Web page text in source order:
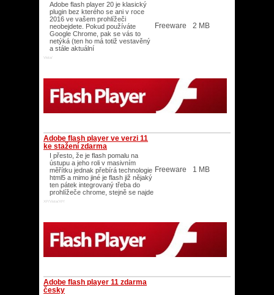
Adobe flash player 20 je klasický
plugin bez kterého se ani v roce
2016 ve vašem prohlížeči
neobejdete. Pokud používáte
Google Chrome, pak se vás to
netýká (ten ho má totiž vestavěný
a stále aktuální
Vista/
Freeware 2 MB
Adobe flash player ve verzi 11
ke stažení zdarma
I přesto, že je flash pomalu na
ústupu a jeho roli v masivním
měřítku jednak přebírá technologie
html5 a mimo jiné je flash již nějaký
ten pátek integrovaný třeba do
prohlížeče chrome, stejně se najde
XP/Vista/XP/
Freeware 1 MB
Adobe flash player 11 zdarma
česky